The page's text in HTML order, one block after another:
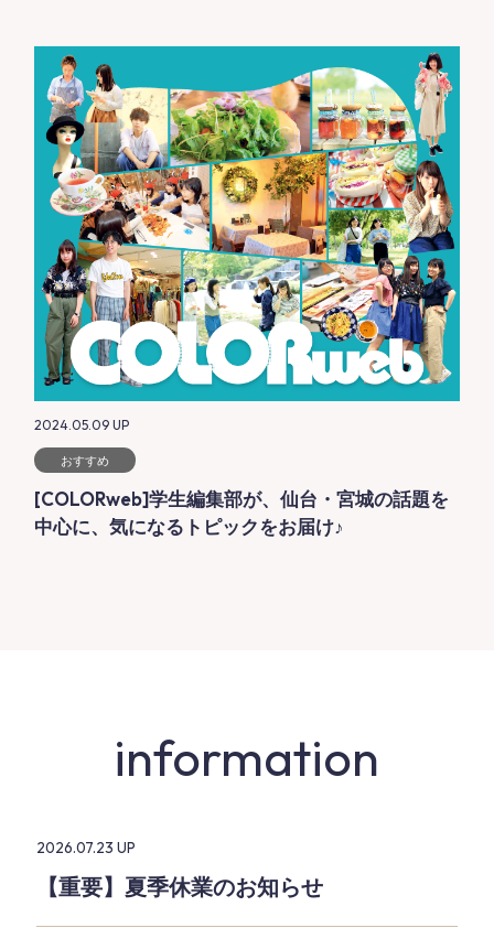
2024.05.09 UP
おすすめ
[COLORweb]学生編集部が、仙台・宮城の話題を
中心に、気になるトピックをお届け♪
information
2026.07.23 UP
【重要】夏季休業のお知らせ